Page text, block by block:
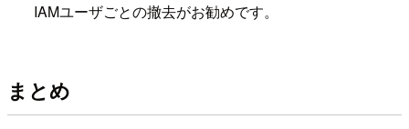
IAMユーザごとの撤去がお勧めです。
まとめ